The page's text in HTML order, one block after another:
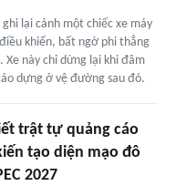
lại cảnh một chiếc xe máy
khiển, bất ngờ phi thẳng
Xe này chỉ dừng lại khi đâm
dựng ở vệ đường sau đó.
trật tự quảng cáo
tạo diện mạo đô
2027